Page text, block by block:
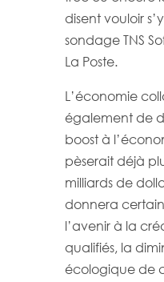
disent vouloir
sondage TNS
La Poste.
L’économie
également de
boost à
pèserait déjà
milliards de
donnera
l’avenir à la
qualifiés, la
écologique de